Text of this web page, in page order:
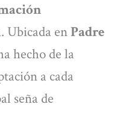
Ubicada enPadre
hecho de la
a cada
seña de